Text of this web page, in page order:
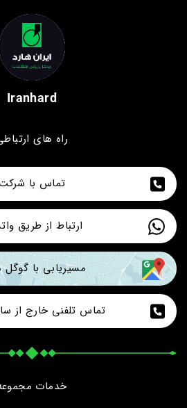
Iranhard
راه های
تماس با
ارتباط از طریق
مسیریابی با
تماس تلفنی خارج از
خدمات